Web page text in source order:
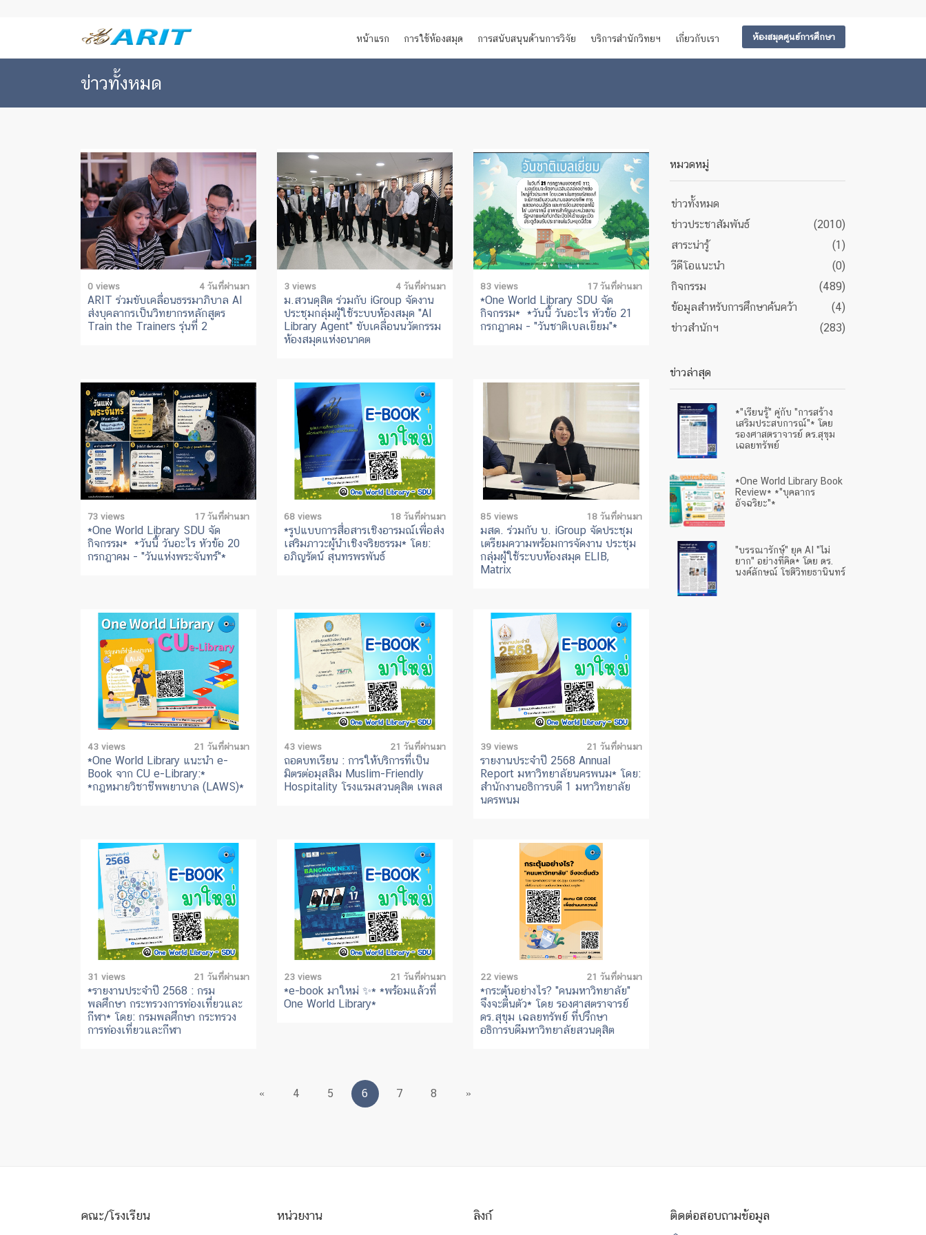
ห้องสมุดศูนย์การศึกษา
หน้าแรก การใช้ห้องสมุด การสนับสนุนด้านการวิจัย บริการสำนักวิทยฯ เกี่ยวกับเรา
ข่าวทั้งหมด
0 views 4 วันที่ผ่านมา
ARIT ร่วมขับเคลื่อนธรรมาภิบาล AI
ส่งบุคลากรเป็นวิทยากรหลักสูตร
Train the Trainers รุ่นที่ 2
3 views 4 วันที่ผ่านมา
ม.สวนดุสิต ร่วมกับ iGroup จัดงาน
ประชุมกลุ่มผู้ใช้ระบบห้องสมุด "AI
Library Agent" ขับเคลื่อนนวัตกรรม
ห้องสมุดแห่งอนาคต
83 views 17 วันที่ผ่านมา
*One World Library SDU จัด
กิจกรรม* *วันนี้ วันอะไร หัวข้อ 21
กรกฎาคม - "วันชาติเบลเยียม"*
73 views 17 วันที่ผ่านมา
*One World Library SDU จัด
กิจกรรม* *วันนี้ วันอะไร หัวข้อ 20
กรกฎาคม - "วันแห่งพระจันทร์"*
68 views 18 วันที่ผ่านมา
*รูปแบบการสื่อสารเชิงอารมณ์เพื่อส่ง
เสริมภาวะผู้นำเชิงจริยธรรม* โดย:
อภิญรัตน์ สุนทรพรพันธ์
85 views 18 วันที่ผ่านมา
มสด. ร่วมกับ บ. iGroup จัดประชุม
เตรียมความพร้อมการจัดงาน ประชุม
กลุ่มผู้ใช้ระบบห้องสมุด ELIB,
Matrix
43 views 21 วันที่ผ่านมา
*One World Library แนะนำ e-
Book จาก CU e-Library:*
*กฎหมายวิชาชีพพยาบาล (LAWS)*
43 views 21 วันที่ผ่านมา
ถอดบทเรียน : การให้บริการที่เป็น
มิตรต่อมุสลิม Muslim-Friendly
Hospitality โรงแรมสวนดุสิต เพลส
39 views 21 วันที่ผ่านมา
รายงานประจำปี 2568 Annual
Report มหาวิทยาลัยนครพนม* โดย:
สำนักงานอธิการบดี 1 มหาวิทยาลัย
นครพนม
31 views 21 วันที่ผ่านมา
*รายงานประจำปี 2568 : กรม
พลศึกษา กระทรวงการท่องเที่ยวและ
กีฬา* โดย: กรมพลศึกษา กระทรวง
การท่องเที่ยวและกีฬา
23 views 21 วันที่ผ่านมา
*e-book มาใหม่ ✨* *พร้อมแล้วที่
One World Library*
22 views 21 วันที่ผ่านมา
*กระตุ้นอย่างไร? "คนมหาวิทยาลัย"
จึงจะตื่นตัว* โดย รองศาสตราจารย์
ดร.สุขุม เฉลยทรัพย์ ที่ปรึกษา
อธิการบดีมหาวิทยาลัยสวนดุสิต
« 4 5 6 7 8 »
หมวดหมู่
ข่าวทั้งหมด
ข่าวประชาสัมพันธ์
(2010)
สาระน่ารู้
(1)
วีดีโอแนะนำ
(0)
กิจกรรม
(489)
ข้อมูลสำหรับการศึกษาค้นคว้า
(4)
ข่าวสำนักฯ
(283)
ข่าวล่าสุด
*"เรียนรู้" คู่กับ "การสร้าง
เสริมประสบการณ์"* โดย
รองศาสตราจารย์ ดร.สุขุม
เฉลยทรัพย์
*One World Library Book
Review* *"บุคลากร
อัจฉริยะ"*
"บรรณารักษ์" ยุค AI "ไม่
ยาก" อย่างที่คิด* โดย ดร.
นงค์ลักษณ์ โชติวิทยธานินทร์
คณะ/โรงเรียน หน่วยงาน ลิงก์ ติดต่อสอบถามข้อมูล